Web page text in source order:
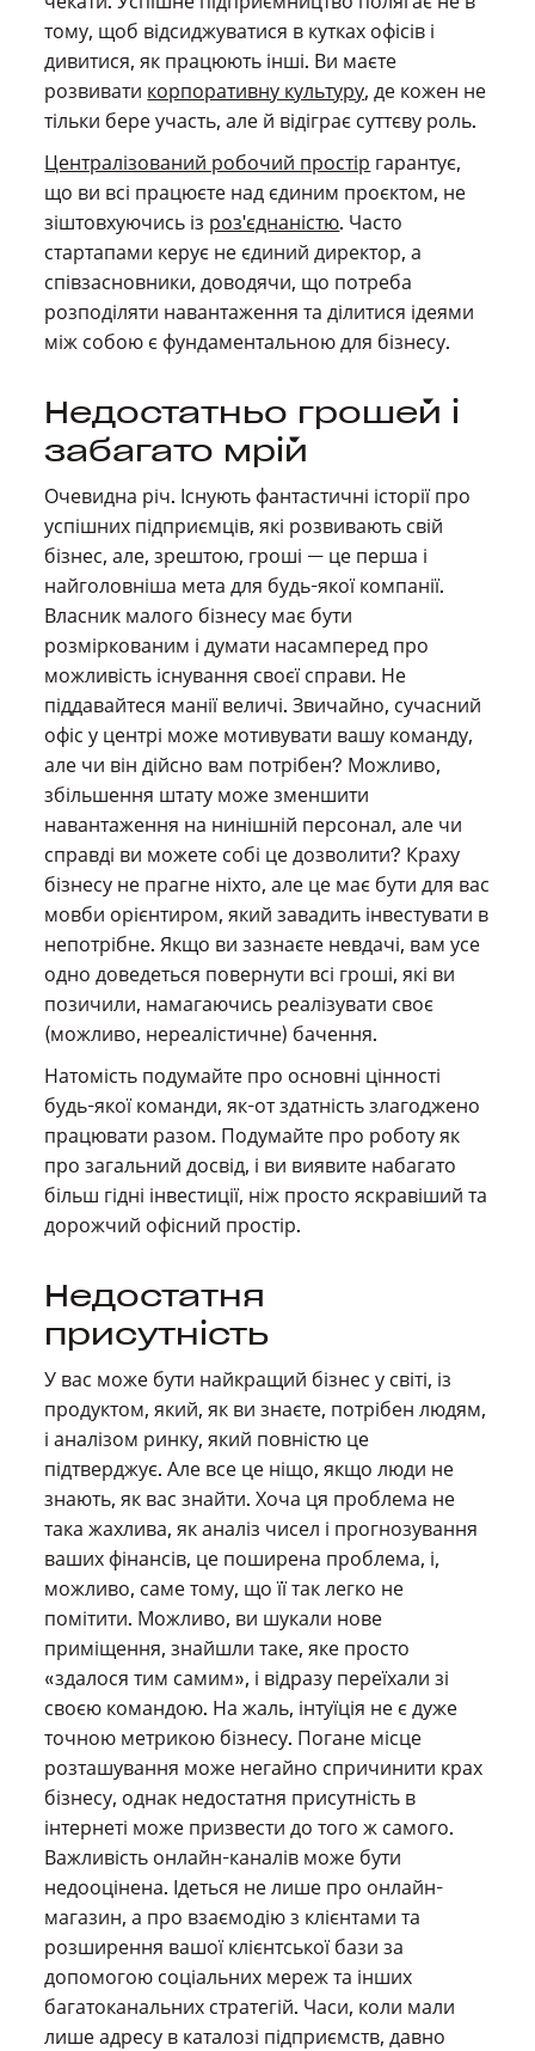
тому, щоб відсиджуватися в кутках офісів і
дивитися, як працюють інші. Ви маєте
розвивати корпоративну культуру, де кожен не
тільки бере участь, але й відіграє суттєву роль.
Централізований робочий простір гарантує,
що ви всі працюєте над єдиним проєктом, не
зіштовхуючись із роз'єднаністю. Часто
стартапами керує не єдиний директор, а
співзасновники, доводячи, що потреба
розподіляти навантаження та ділитися ідеями
між собою є фундаментальною для бізнесу.
Недостатньо грошей і
забагато мрій
Очевидна річ. Існують фантастичні історії про
успішних підприємців, які розвивають свій
бізнес, але, зрештою, гроші — це перша і
найголовніша мета для будь-якої компанії.
Власник малого бізнесу має бути
розміркованим і думати насамперед про
можливість існування своєї справи. Не
піддавайтеся манії величі. Звичайно, сучасний
офіс у центрі може мотивувати вашу команду,
але чи він дійсно вам потрібен? Можливо,
збільшення штату може зменшити
навантаження на нинішній персонал, але чи
справді ви можете собі це дозволити? Краху
бізнесу не прагне ніхто, але це має бути для вас
мовби орієнтиром, який завадить інвестувати в
непотрібне. Якщо ви зазнаєте невдачі, вам усе
одно доведеться повернути всі гроші, які ви
позичили, намагаючись реалізувати своє
(можливо, нереалістичне) бачення.
Натомість подумайте про основні цінності
будь-якої команди, як-от здатність злагоджено
працювати разом. Подумайте про роботу як
про загальний досвід, і ви виявите набагато
більш гідні інвестиції, ніж просто яскравіший та
дорожчий офісний простір.
Недостатня
присутність
У вас може бути найкращий бізнес у світі, із
продуктом, який, як ви знаєте, потрібен людям,
і аналізом ринку, який повністю це
підтверджує. Але все це ніщо, якщо люди не
знають, як вас знайти. Хоча ця проблема не
така жахлива, як аналіз чисел і прогнозування
ваших фінансів, це поширена проблема, і,
можливо, саме тому, що її так легко не
помітити. Можливо, ви шукали нове
приміщення, знайшли таке, яке просто
«здалося тим самим», і відразу переїхали зі
своєю командою. На жаль, інтуїція не є дуже
точною метрикою бізнесу. Погане місце
розташування може негайно спричинити крах
бізнесу, однак недостатня присутність в
інтернеті може призвести до того ж самого.
Важливість онлайн-каналів може бути
недооцінена. Ідеться не лише про онлайн-
магазин, а про взаємодію з клієнтами та
розширення вашої клієнтської бази за
допомогою соціальних мереж та інших
багатоканальних стратегій. Часи, коли мали
лише адресу в каталозі підприємств, давно